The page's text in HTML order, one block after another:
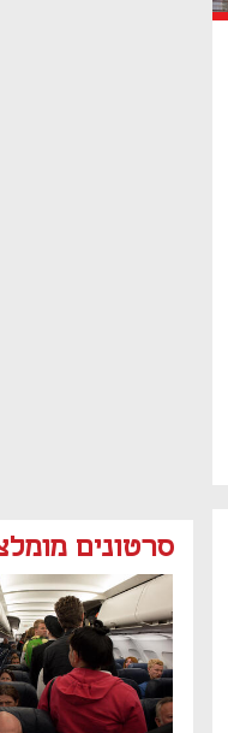
סרטונים